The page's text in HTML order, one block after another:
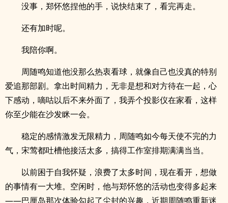
没事，郑怀悠捏他的手，说快结束了，看完再走。
还有加时呢。
我陪你啊。
周随鸣知道他没那么热衷看球，就像自己也没真的特别
爱追那部剧。拿出时间精力，无非是想和对方待在一起，心
下感动，嘀咕以后不来外面了，我弄个投影仪在家看，这样
你至少能在沙发眯一会。
稳定的感情激发无限精力，周随鸣如今每天使不完的力
气，宋莺都吐槽他接活太多，搞得工作室排期满满当当。
以前困于自我怀疑，浪费了太多时间，现在看开，想做
的事情有一大堆。空闲时，他与郑怀悠的活动也变得多起来
——巴厘岛那次体验勾起了尘封的兴趣，近期周随鸣重新迷